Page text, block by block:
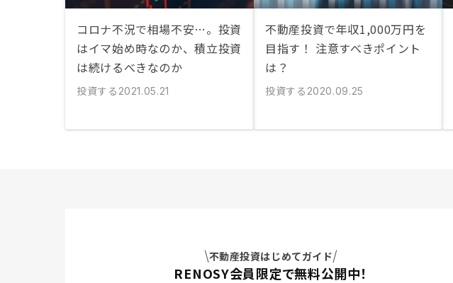
コロナ不況で相場不安…。投資
はイマ始め時なのか、積立投資
は続けるべきなのか
投資する 2021.05.21
不動産投資で年収1,000万円を
目指す！ 注意すべきポイント
は？
投資する 2020.09.25
不動産投資はじめてガイド
RENOSY会員限定で無料公開中！